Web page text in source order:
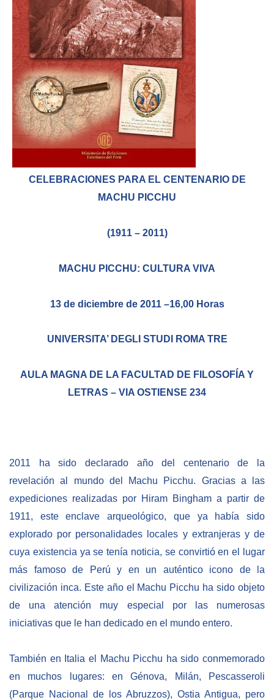
Empoderamiento socio-económico
Justicia y Seguridad
EUROsociAL
EL PAcCTO
EUROFRONT
COPOLAD III
AL-INVEST Verde
MEDIOS
BIBLIOTECA
Biblioteca
OPORTUNIDADES
Becas
Alta Formación
Para las empresas
Registro de proveedores
Contratos/Acuerdos/Grant
NEWSLETTER
CELEBRACIONES PARA EL CENTENARIO DE
MACHU PICCHU
(1911 – 2011)
MACHU PICCHU: CULTURA VIVA
13 de diciembre de 2011 –16,00 Horas
UNIVERSITA’ DEGLI STUDI ROMA TRE
AULA MAGNA DE LA FACULTAD DE FILOSOFÍA Y
LETRAS – VIA OSTIENSE 234
2011 ha sido declarado año del centenario de la
revelación al mundo del Machu Picchu. Gracias a las
expediciones realizadas por Hiram Bingham a partir de
1911, este enclave arqueológico, que ya había sido
explorado por personalidades locales y extranjeras y de
cuya existencia ya se tenía noticia, se convirtió en el lugar
más famoso de Perú y en un auténtico icono de la
civilización inca. Este año el Machu Picchu ha sido objeto
de una atención muy especial por las numerosas
iniciativas que le han dedicado en el mundo entero.
También en Italia el Machu Picchu ha sido conmemorado
en muchos lugares: en Génova, Milán, Pescasseroli
(Parque Nacional de los Abruzzos), Ostia Antigua, pero